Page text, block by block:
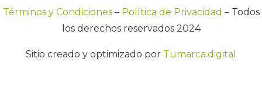
Términos y Condiciones– Política de Privacidad – Todos
los derechos reservados 2024
Sitio creado y optimizado por Tumarca.digital